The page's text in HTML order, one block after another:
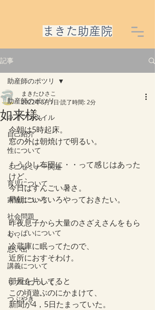
​まきた助産院
記事
助産師のポツリ
ライフスタイル
自己紹介
性について
ミニセミナー関連
育児について
家族について
社会問題
おっぱいについて
思い出
講義について
リプロについて。
つぶやき
助産師のポツリ
如来様。
まきたひさこ
2022年8月1日 読了時間: 2分
今朝は5時起床。
窓の外は朝焼けで明るい。
もう少し布団に・・って感じはあった
けど、
今日はすんごい暑さ。
早朝にいろいろやっておきたい。
昨夜息子から大量のさざえさんをもら
い、
冷蔵庫に眠ってたので、
近所におすそわけ。
部屋を片してると
この頃遊ぶのにかまけて、
新聞が4，5日たまっていた。